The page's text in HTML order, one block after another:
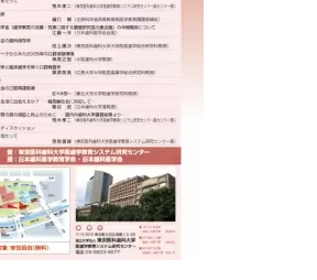
議
懇談
懇談
の歴史
科歯科大」
ANNUAL NEWS」
TMDUニュース」
科歯科大学
科歯科大学トップ
・実習の軌跡』
ィング実施プロジェクト一覧
価
中期計画等について
中期計画等について
中期計画等について
評価等について【第1期～
期間中）年度計画、年度評価
期間中）年度計画・年度評価
人構想に関する進捗状況に
育研究交流」に関する協定書
育研究交流」に関する実施細
｢編入学｣及び｢複数学士号｣
ついて
の概要
て（複数学士号）
サイト）
MMA）コース（東京医科歯科
地／関係施設位置図
ップ
ダイバーシティ＆インクルー
ダイバーシティ＆インクルー
トップ
インクルージョン室
・ハラスメント
ハラスメントトップ
対応について
所除・徴収猶予について
て
ープログラム
グラム
学相談
抜説明会
例等の公表
ープログラム：JDP）
向け入試説明会
学金について
学金についてトップ
究科生体検査科学講座
ステム
研究科
to Science Tokyo
for the 2025
Eligible Students
２５年度）総合知と癒しの次
ナー育成プログラム（医歯学
SPRING (医歯学系)」
院生制度）対象学生（秋入
・徴収猶予について
・徴収猶予について
トップ
】入学料免除・徴収猶予申
Fee
Fee Deferment）
る相談窓口」を設置しまし
ップ
共団体等奨学金
臨床検査学系博士後期課程
て
援トップ
療機関の皆様へ
感染症に伴うお知らせ
トップ
】
攻
医療科学専攻
看護学専攻
修士課程履修要項（シラバ
保健学専攻 グローバルヘル
コース
攻
攻トップ
専攻（ジョイント・ディグリ
JDP）
医療科学専攻
、指導教員研究内容
、指導教員研究内容トップ
シラバス）保健衛生学研究科
ンソーシアム履修の手引き
所
公募スケジュール(学内専
公募
ついて
(学内専用)
会等
用)
合イノベーション推進機構
ションセンター
について
ル(学内専用)
(学内専用)
先(事務部)